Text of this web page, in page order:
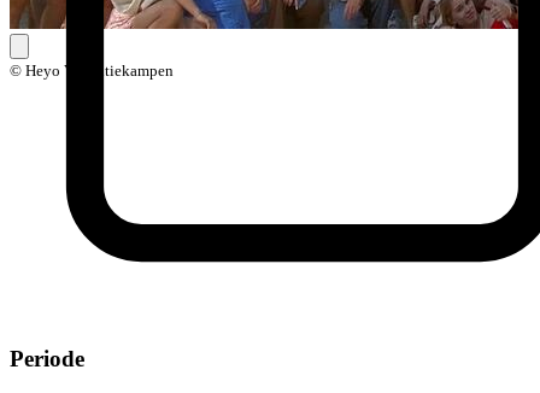
© Heyo Vakantiekampen
Periode